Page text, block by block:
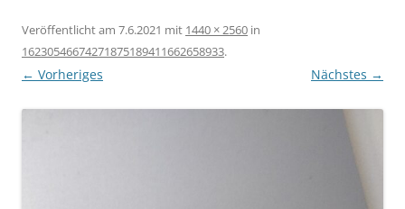
Veröffentlicht am 7.6.2021 mit 1440 × 2560 in
16230546674271875189411662658933.
← Vorheriges Nächstes →